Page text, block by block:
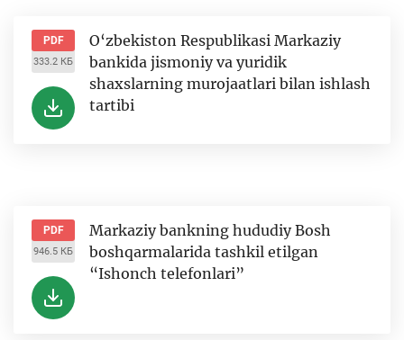
PDF
333.2 КБ
O‘zbekiston Respublikasi Markaziy
bankida jismoniy va yuridik
shaxslarning murojaatlari bilan ishlash
tartibi
PDF
946.5 КБ
Markaziy bankning hududiy Bosh
boshqarmalarida tashkil etilgan
“Ishonch telefonlari”